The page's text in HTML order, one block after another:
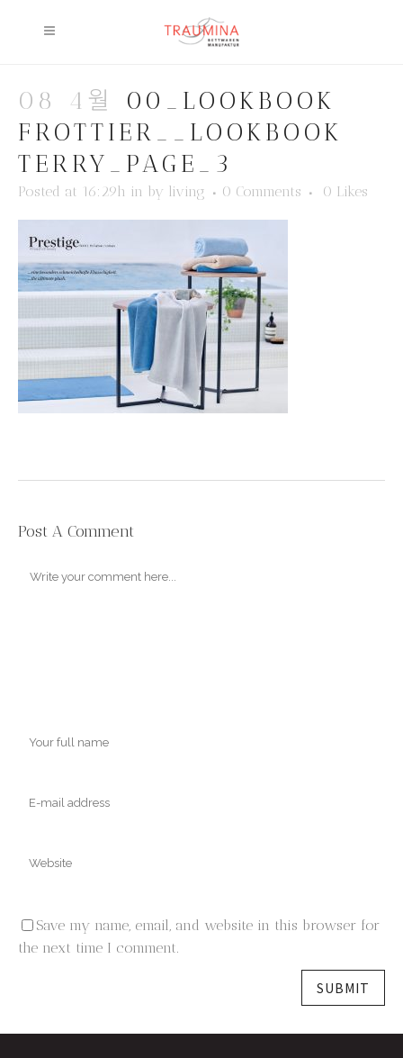
08 4월
00_LOOKBOOK
FROTTIER__LOOKBOOK
TERRY_PAGE_3
Posted at 16:29h in by living 0 Comments 0 Likes
Post A Comment
Save my name, email, and website in this browser for
the next time I comment.